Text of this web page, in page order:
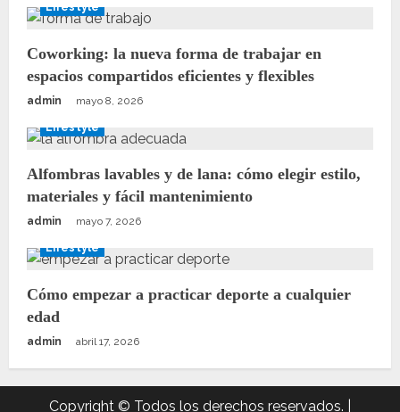
Lifestyle
Coworking: la nueva forma de trabajar en
espacios compartidos eficientes y flexibles
admin mayo 8, 2026
Lifestyle
Alfombras lavables y de lana: cómo elegir estilo,
materiales y fácil mantenimiento
admin mayo 7, 2026
Lifestyle
Cómo empezar a practicar deporte a cualquier
edad
admin abril 17, 2026
Copyright © Todos los derechos reservados.